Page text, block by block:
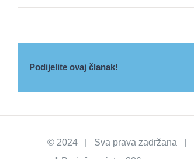
Podijelite ovaj članak!
© 2024 | Sva prava zadržana |